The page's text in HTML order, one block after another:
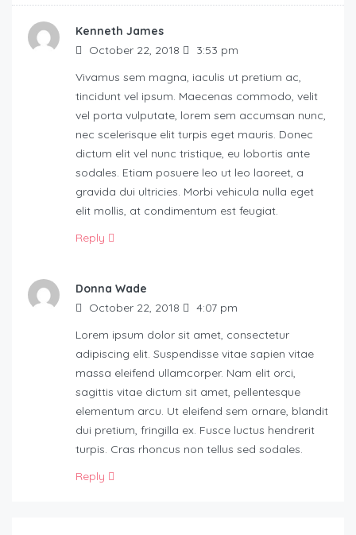
Kenneth James
October 22, 2018
3:53 pm
Vivamus sem magna, iaculis ut pretium ac,
tincidunt vel ipsum. Maecenas commodo, velit
vel porta vulputate, lorem sem accumsan nunc,
nec scelerisque elit turpis eget mauris. Donec
dictum elit vel nunc tristique, eu lobortis ante
sodales. Etiam posuere leo ut leo laoreet, a
gravida dui ultricies. Morbi vehicula nulla eget
elit mollis, at condimentum est feugiat.
Reply
Donna Wade
October 22, 2018
4:07 pm
Lorem ipsum dolor sit amet, consectetur
adipiscing elit. Suspendisse vitae sapien vitae
massa eleifend ullamcorper. Nam elit orci,
sagittis vitae dictum sit amet, pellentesque
elementum arcu. Ut eleifend sem ornare, blandit
dui pretium, fringilla ex. Fusce luctus hendrerit
turpis. Cras rhoncus non tellus sed sodales.
Reply